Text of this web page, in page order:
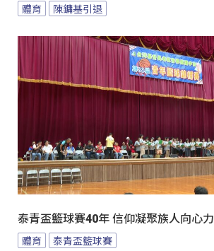
體育 陳鏞基引退
泰青盃籃球賽40年 信仰凝聚族人向心力
體育 泰青盃籃球賽